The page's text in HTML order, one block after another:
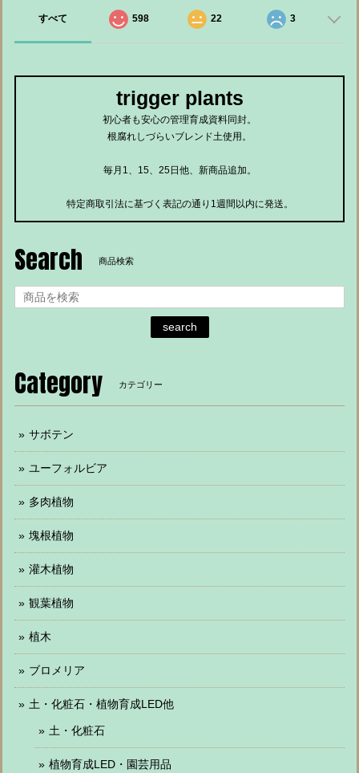
すべて 598 22 3
trigger plants
初心者も安心の管理育成資料同封。
根腐れしづらいブレンド土使用。
毎月1、15、25日他、新商品追加。
特定商取引法に基づく表記の通り1週間以内に発送。
Search 商品検索
search
Category カテゴリー
サボテン
ユーフォルビア
多肉植物
塊根植物
灌木植物
観葉植物
植木
ブロメリア
土・化粧石・植物育成LED他
土・化粧石
植物育成LED・園芸用品